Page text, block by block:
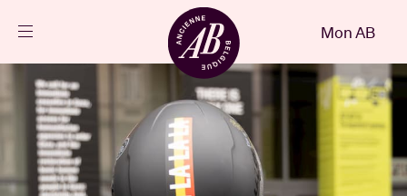
FR
Agenda
Projets
Mon AB